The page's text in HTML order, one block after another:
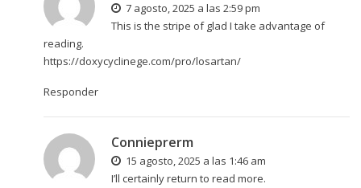
7 agosto, 2025 a las 2:59 pm
This is the stripe of glad I take advantage of
reading.
https://doxycyclinege.com/pro/losartan/
Responder
Connieprerm
15 agosto, 2025 a las 1:46 am
I’ll certainly return to read more.